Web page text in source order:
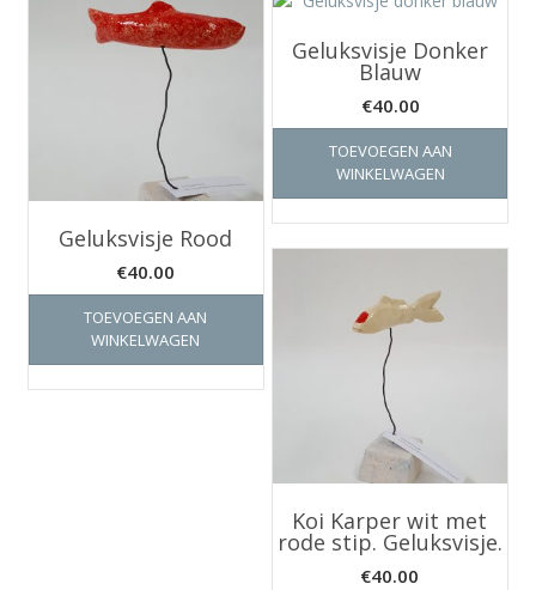
Geluksvisje Rood
€40.00
TOEVOEGEN AAN
WINKELWAGEN
Geluksvisje Donker
Blauw
€40.00
TOEVOEGEN AAN
WINKELWAGEN
Koi Karper wit met
rode stip. Geluksvisje.
€40.00